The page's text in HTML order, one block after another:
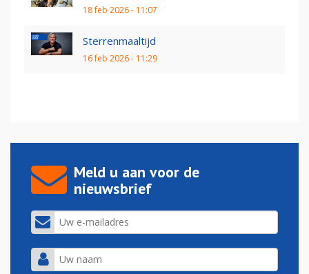
18 feb 2026 - 11:07
Sterrenmaaltijd
16 feb 2026 - 11:29
Meld u aan voor de
nieuwsbrief